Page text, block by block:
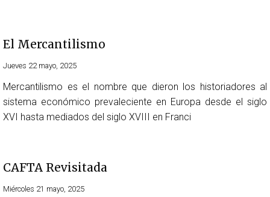
El Mercantilismo
Jueves 22 mayo, 2025
Mercantilismo es el nombre que dieron los historiadores al
sistema económico prevaleciente en Europa desde el siglo
XVI hasta mediados del siglo XVIII en Franci
CAFTA Revisitada
Miércoles 21 mayo, 2025